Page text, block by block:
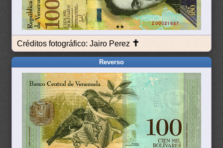
Créditos fotográfico: Jairo Perez ✝
Reverso